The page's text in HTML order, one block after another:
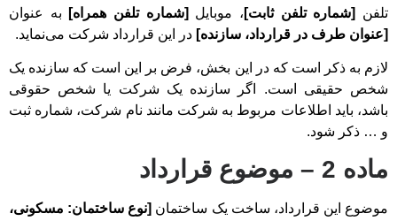
تلفن
[شماره تلفن ثابت] ، موبایل [شماره تلفن همراه]
به عنوان
[عنوان طرف در قرارداد، سازنده] در این قرارداد شرکت می‌نماید.
لازم به ذکر است که در این بخش، فرض بر این است که سازنده یک
شخص حقیقی است. اگر سازنده یک شرکت یا شخص حقوقی
باشد، باید اطلاعات مربوط به شرکت مانند نام شرکت، شماره ثبت
و … ذکر شود.
ماده 2 – موضوع قرارداد
موضوع این قرارداد، ساخت یک ساختمان [نوع ساختمان: مسکونی،